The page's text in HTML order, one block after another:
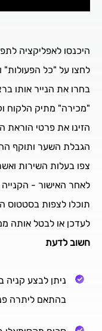
היכנסו לאפליקציה
לחצו על "כל הפעולות"
בחרו את הנייר אותו
"מכירה" מתיק הלקוח
הזינו את פרטי הוראת
הגבלת השער ותוקף
צפו בעלות השירות
לאחר האישור -
תוכלו לצפות בסטטוס
לעדכן או לבטל אותה
חשוב לדעת
ניתן לבצע קניה
בהתאם ליתרה